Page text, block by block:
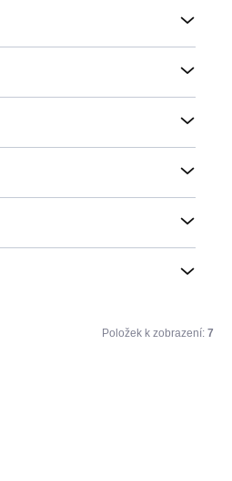
Položek k zobrazení: 7